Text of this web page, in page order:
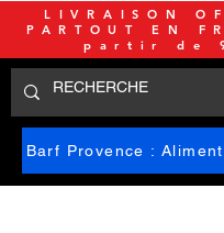
Barf Provence :
LIVRAISON
PARTOUT EN
partir de